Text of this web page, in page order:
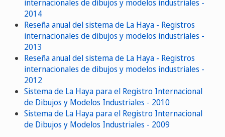
internacionales de dibujos y modelos industriales -
2014
Reseña anual del sistema de La Haya - Registros
internacionales de dibujos y modelos industriales -
2013
Reseña anual del sistema de La Haya - Registros
internacionales de dibujos y modelos industriales -
2012
Sistema de La Haya para el Registro Internacional
de Dibujos y Modelos Industriales - 2010
Sistema de La Haya para el Registro Internacional
de Dibujos y Modelos Industriales - 2009